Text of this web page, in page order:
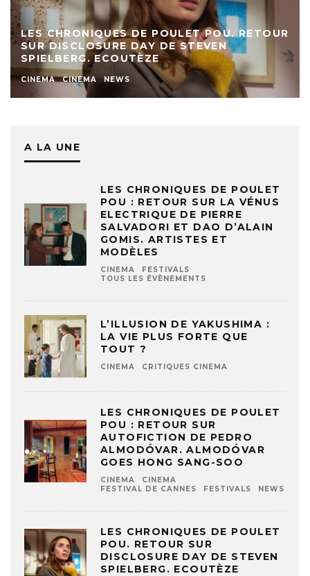
LES CHRONIQUES DE POULET POU. RETOUR
SUR DISCLOSURE DAY DE STEVEN
SPIELBERG. ECOUTÈZE
CINEMA CINEMA NEWS
A LA UNE
LES CHRONIQUES DE POULET
POU : RETOUR SUR LA VÉNUS
ELECTRIQUE DE PIERRE
SALVADORI ET DAO D’ALAIN
GOMIS. ARTISTES ET
MODÈLES
CINEMA
FESTIVALS
TOUS LES ÉVÈNEMENTS
L’ILLUSION DE YAKUSHIMA :
LA VIE PLUS FORTE QUE
TOUT ?
CINEMA CRITIQUES CINEMA
LES CHRONIQUES DE POULET
POU : RETOUR SUR
AUTOFICTION DE PEDRO
ALMODÓVAR. ALMODÓVAR
GOES HONG SANG-SOO
CINEMA
CINEMA
FESTIVAL DE CANNES
FESTIVALS NEWS
LES CHRONIQUES DE POULET
POU. RETOUR SUR
DISCLOSURE DAY DE STEVEN
SPIELBERG. ECOUTÈZE